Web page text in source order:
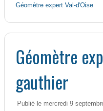
Géomètre expert Val-d'Oise
Géomètre
gauthier
Publié le mercredi 9